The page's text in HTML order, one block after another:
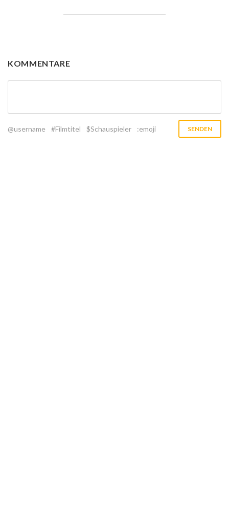
KOMMENTARE
@username #Filmtitel $Schauspieler :emoji